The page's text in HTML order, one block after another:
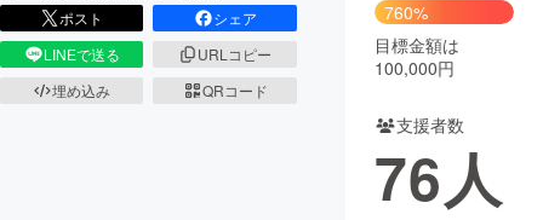
CAMPFIRE for Social Good
CAMPFIRE Creation
CAMPFIREふるさと納税
コミュニティ
ポスト
シェア
LINEで送る
URLコピー
埋め込み
QRコード
760%
目標金額は
100,000円
支援者数
76人